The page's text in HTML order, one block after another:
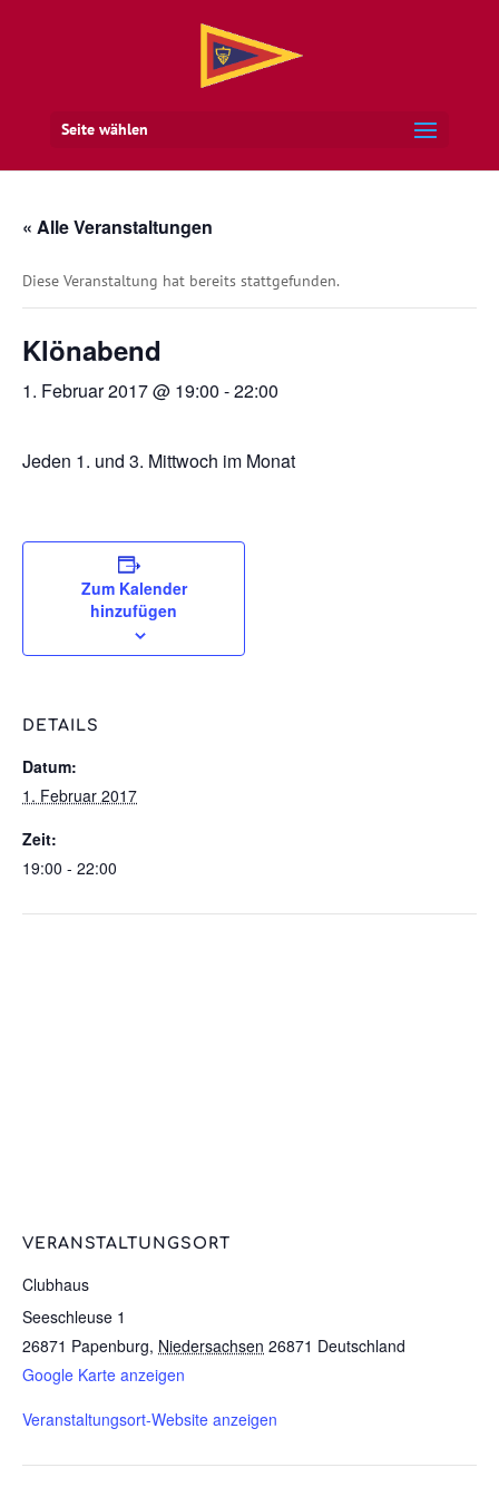
Seite wählen
« Alle Veranstaltungen
Diese Veranstaltung hat bereits stattgefunden.
Klönabend
1. Februar 2017 @ 19:00 -22:00
Jeden 1. und 3. Mittwoch im Monat
Zum Kalender
hinzufügen
DETAILS
Datum:
1. Februar 2017
Zeit:
19:00 - 22:00
VERANSTALTUNGSORT
Clubhaus
Seeschleuse 1
26871 Papenburg, Niedersachsen 26871 Deutschland
Google Karte anzeigen
Veranstaltungsort-Website anzeigen